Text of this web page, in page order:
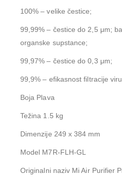
100% – velike čestice;
99,99% – čestice do 2,5 μm;
organske supstance;
99,97% – čestice do 0,3 μm;
99,9% – efikasnost filtracije
Boja Plava
Težina 1.5 kg
Dimenzije 249 x 384 mm
Model M7R-FLH-GL
Originalni naziv Mi Air Purifier